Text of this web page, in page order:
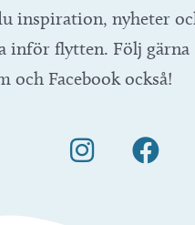
inspiration, nyheter
inför flytten. Följ
och Facebook också!